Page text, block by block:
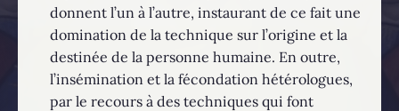
donnent l’un à l’autre, instaurant de ce fait une
domination de la technique sur l’origine et la
destinée de la personne humaine. En outre,
l’insémination et la fécondation hétérologues,
par le recours à des techniques qui font